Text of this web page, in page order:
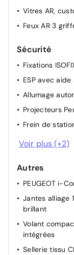
Vitres AR,
Feux AR 3
Sécurité
Fixations
ESP avec
Allumage
Projecteurs
Frein de
Détection de
Voir plus (+2)
Autres
PEUGEOT i-
Jantes alliage
brillant
Volant
intégrées
Sellerie tissu